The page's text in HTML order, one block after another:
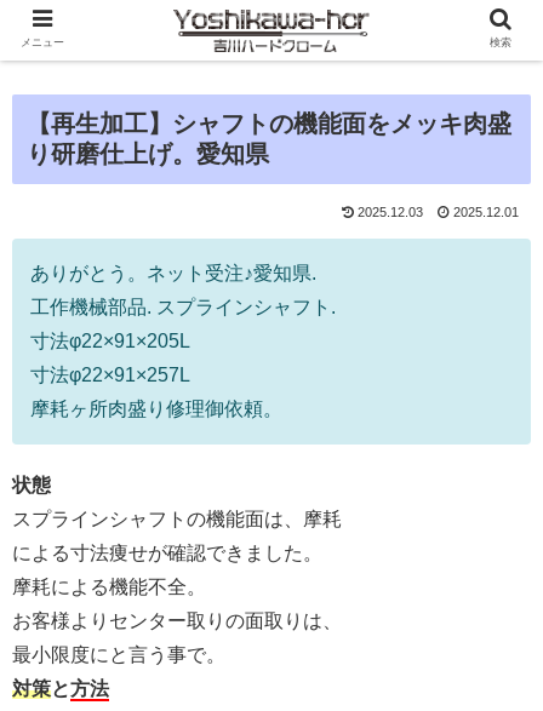
【再生加工】シャフトの機能面をメッキ肉盛
り研磨仕上げ。愛知県
2025.12.03 2025.12.01
ありがとう。ネット受注♪愛知県.
工作機械部品. スプラインシャフト.
寸法φ22×91×205L
寸法φ22×91×257L
摩耗ヶ所肉盛り修理御依頼。
状態
スプラインシャフトの機能面は、摩耗
による寸法痩せが確認できました。
摩耗による機能不全。
お客様よりセンター取りの面取りは、
最小限度にと言う事で。
対策と方法
メニュー 検索